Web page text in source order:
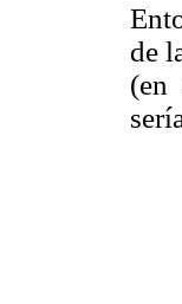
de
(en